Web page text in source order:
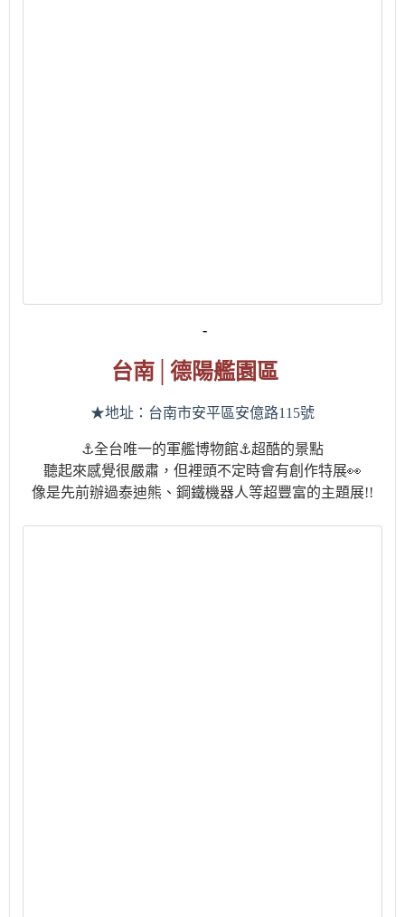
-
台南│ 德陽艦園區
★地址：台南市安平區安億路115號
⚓全台唯一的軍艦博物館⚓超酷的景點
聽起來感覺很嚴肅，但裡頭不定時會有創作特展👀
像是先前辦過泰迪熊、鋼鐵機器人等超豐富的主題展!!